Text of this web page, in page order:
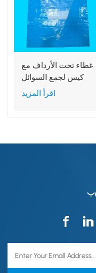
غطاء تحت الأرداف مع
كيس لجمع السوائل
اقرأ المزيد